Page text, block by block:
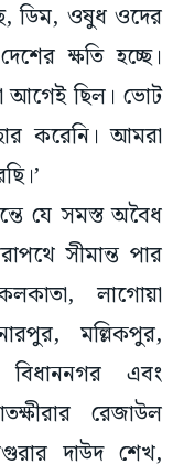
ডিম, ওষুধ ওদের
ক্ষতি হচ্ছে।
আগেই ছিল। ভোট
করেনি। আমরা
যে সমস্ত অবৈধ
সীমান্ত পার
লাগোয়া
মল্লিকপুর,
এবং
রেজাউল
দাউদ শেখ,